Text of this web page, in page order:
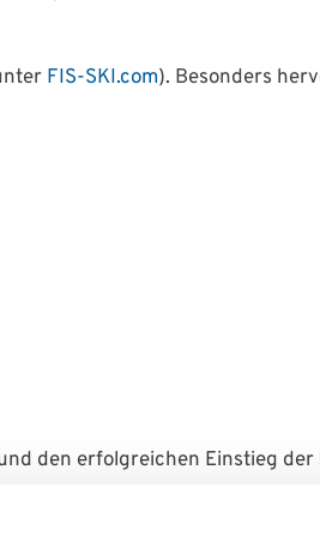
FIS-SKI.com). Besonders
den erfolgreichen Einstieg